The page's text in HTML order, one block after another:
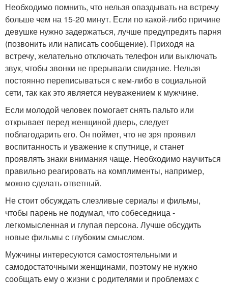
Необходимо помнить, что нельзя опаздывать на встречу
больше чем на 15-20 минут. Если по какой-либо причине
девушке нужно задержаться, лучше предупредить парня
(позвонить или написать сообщение). Приходя на
встречу, желательно отключать телефон или выключать
звук, чтобы звонки не прерывали свидание. Нельзя
постоянно переписываться с кем-либо в социальной
сети, так как это является неуважением к мужчине.
Если молодой человек помогает снять пальто или
открывает перед женщиной дверь, следует
поблагодарить его. Он поймет, что не зря проявил
воспитанность и уважение к спутнице, и станет
проявлять знаки внимания чаще. Необходимо научиться
правильно реагировать на комплименты, например,
можно сделать ответный.
Не стоит обсуждать слезливые сериалы и фильмы,
чтобы парень не подумал, что собеседница -
легкомысленная и глупая персона. Лучше обсудить
новые фильмы с глубоким смыслом.
Мужчины интересуются самостоятельными и
самодостаточными женщинами, поэтому не нужно
сообщать ему о жизни с родителями и проблемах с